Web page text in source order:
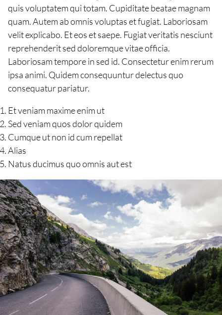
quis voluptatem qui totam. Cupiditate beatae magnam
quam. Autem ab omnis voluptas et fugiat. Laboriosam
velit explicabo. Et eos et saepe. Fugiat veritatis nesciunt
reprehenderit sed doloremque vitae officia.
Laboriosam tempore in sed id. Consectetur enim rerum
ipsa animi. Quidem consequuntur delectus quo
consequatur pariatur.
Et veniam maxime enim ut
Sed veniam quos dolor quidem
Cumque ut non id cum repellat
Alias
Natus ducimus quo omnis aut est